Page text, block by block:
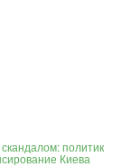
политик
Киева